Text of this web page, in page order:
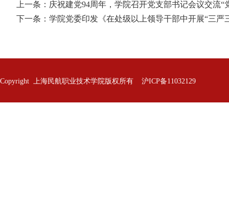
上一条： 庆祝建党94周年，学院召开党支部书记会议交流“
下一条： 学院党委印发《在处级以上领导干部中开展“三严
Copyright 上海民航职业技术学院版权所有 沪ICP备11032129